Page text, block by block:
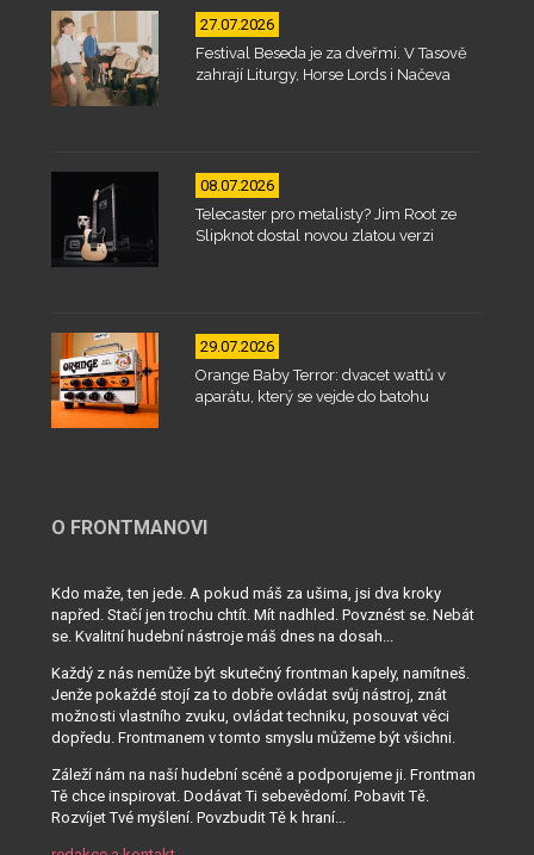
27.07.2026
Festival Beseda je za dveřmi. V Tasově
zahrají Liturgy, Horse Lords i Načeva
08.07.2026
Telecaster pro metalisty? Jim Root ze
Slipknot dostal novou zlatou verzi
29.07.2026
Orange Baby Terror: dvacet wattů v
aparátu, který se vejde do batohu
O FRONTMANOVI
Kdo maže, ten jede. A pokud máš za ušima, jsi dva kroky
napřed. Stačí jen trochu chtít. Mít nadhled. Povznést se. Nebát
se. Kvalitní hudební nástroje máš dnes na dosah...
Každý z nás nemůže být skutečný frontman kapely, namítneš.
Jenže pokaždé stojí za to dobře ovládat svůj nástroj, znát
možnosti vlastního zvuku, ovládat techniku, posouvat věci
dopředu. Frontmanem v tomto smyslu můžeme být všichni.
Záleží nám na naší hudební scéně a podporujeme ji. Frontman
Tě chce inspirovat. Dodávat Ti sebevědomí. Pobavit Tě.
Rozvíjet Tvé myšlení. Povzbudit Tě k hraní...